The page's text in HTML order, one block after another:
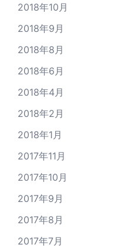
2018年10月
2018年9月
2018年8月
2018年6月
2018年4月
2018年2月
2018年1月
2017年11月
2017年10月
2017年9月
2017年8月
2017年7月